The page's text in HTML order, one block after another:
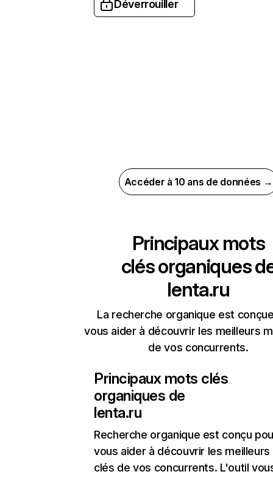
Déverrouiller
Accéder à 10 ans de données →
Principaux mots
clés organiques
lenta.ru
La recherche organique est
vous aider à découvrir les meilleurs
de vos concurrents.
Principaux mots clés
organiques de
lenta.ru
Recherche organique est conçu
vous aider à découvrir les
clés de vos concurrents. L'outil